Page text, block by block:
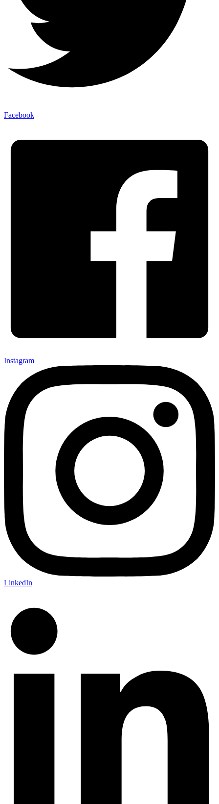
Facebook
Instagram
LinkedIn